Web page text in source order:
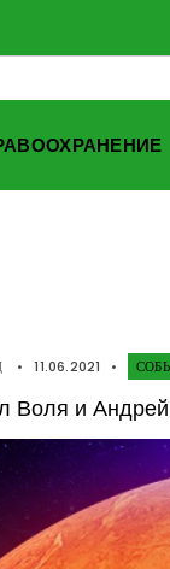
• 11.06.2021 •
Воля и Андрей